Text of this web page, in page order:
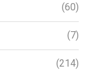
(60)
(7)
(214)